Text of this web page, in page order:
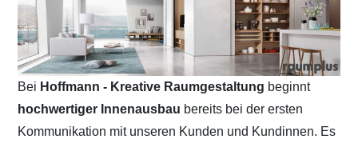
Bei Hoffmann - Kreative Raumgestaltung beginnt
hochwertiger Innenausbau bereits bei der ersten
Kommunikation mit unseren Kunden und Kundinnen. Es